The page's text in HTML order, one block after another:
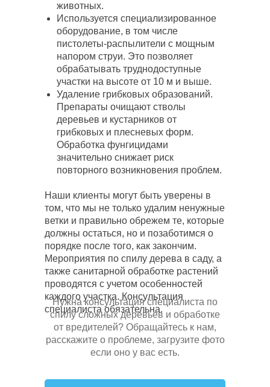
животных.
Используется специализированное
оборудование, в том числе
пистолеты-распылители с мощным
напором струи. Это позволяет
обрабатывать труднодоступные
участки на высоте от 10 м и выше.
Удаление грибковых образований.
Препараты очищают стволы
деревьев и кустарников от
грибковых и плесневых форм.
Обработка фунгицидами
значительно снижает риск
повторного возникновения проблем.
Наши клиенты могут быть уверены в
том, что мы не только удалим ненужные
ветки и правильно обрежем те, которые
должны остаться, но и позаботимся о
порядке после того, как закончим.
Мероприятия по спилу дерева в саду, а
также санитарной обработке растений
проводятся с учетом особенностей
каждого участка. Консультация
специалиста обязательна.
Нужна консультация специалиста по
спилу сложных деревьев и обработке
от вредителей? Обращайтесь к нам,
расскажите о проблеме, загрузите фото
если оно у вас есть.